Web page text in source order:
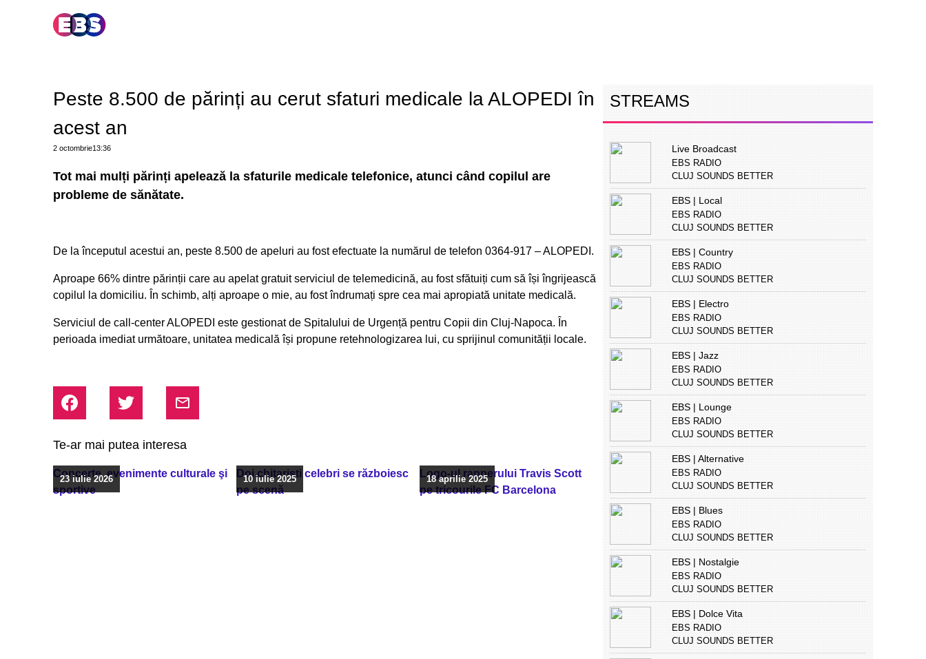
Peste 8.500 de părinți au cerut sfaturi medicale la ALOPEDI în
acest an
2 octombrie13:36
Tot mai mulți părinți apelează la sfaturile medicale telefonice, atunci când copilul are
probleme de sănătate.
De la începutul acestui an, peste 8.500 de apeluri au fost efectuate la numărul de telefon 0364-917 – ALOPEDI.
Aproape 66% dintre părinții care au apelat gratuit serviciul de telemedicină, au fost sfătuiți cum să își îngrijească
copilul la domiciliu. În schimb, alți aproape o mie, au fost îndrumați spre cea mai apropiată unitate medicală.
Serviciul de call-center ALOPEDI este gestionat de Spitalului de Urgență pentru Copii din Cluj-Napoca. În
perioada imediat următoare, unitatea medicală își propune retehnologizarea lui, cu sprijinul comunității locale.
Te-ar mai putea interesa
Concerte, evenimente culturale şi
sportive
23 iulie 2026
Doi chitarişti celebri se războiesc
pe scenă
10 iulie 2025
Logo-ul rapperului Travis Scott
pe tricourile FC Barcelona
18 aprilie 2025
STREAMS
Live Broadcast
EBS RADIO
CLUJ SOUNDS BETTER
EBS | Local
EBS RADIO
CLUJ SOUNDS BETTER
EBS | Country
EBS RADIO
CLUJ SOUNDS BETTER
EBS | Electro
EBS RADIO
CLUJ SOUNDS BETTER
EBS | Jazz
EBS RADIO
CLUJ SOUNDS BETTER
EBS | Lounge
EBS RADIO
CLUJ SOUNDS BETTER
EBS | Alternative
EBS RADIO
CLUJ SOUNDS BETTER
EBS | Blues
EBS RADIO
CLUJ SOUNDS BETTER
EBS | Nostalgie
EBS RADIO
CLUJ SOUNDS BETTER
EBS | Dolce Vita
EBS RADIO
CLUJ SOUNDS BETTER